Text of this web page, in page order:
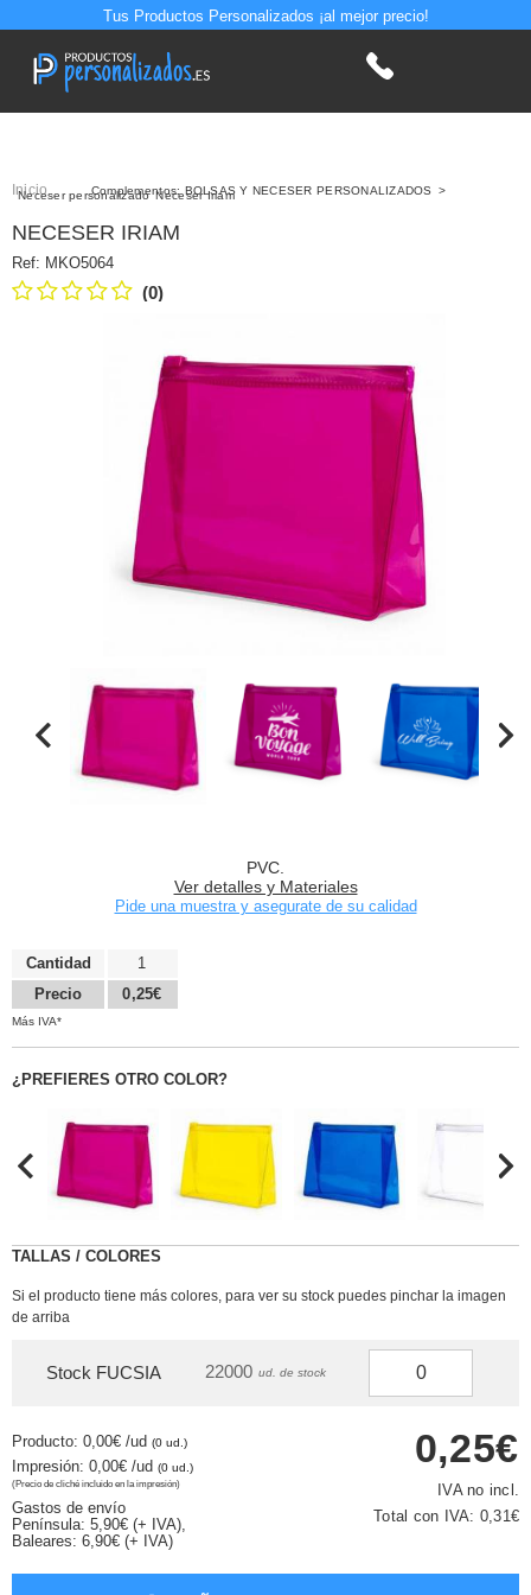
Tus Productos Personalizados ¡al mejor precio!
Inicio Complementos: BOLSAS Y NECESER PERSONALIZADOS >
Neceser personalizado Neceser Iriam
NECESER IRIAM
Ref: MKO5064
(0)
PVC.
Ver detalles y Materiales
Pide una muestra y asegurate de su calidad
Cantidad
Precio
1
0,25€
Más IVA*
¿PREFIERES OTRO COLOR?
TALLAS / COLORES
Si el producto tiene más colores, para ver su stock puedes pinchar la imagen
de arriba
Stock FUCSIA 22000 ud. de stock
Producto: 0,00€ /ud (0 ud.)
Impresión: 0,00€ /ud (0 ud.)
(Precio de cliché incluido en la impresión)
Gastos de envío
Península: 5,90€ (+ IVA),
Baleares: 6,90€ (+ IVA)
0,25€
IVA no incl.
Total con IVA: 0,31€